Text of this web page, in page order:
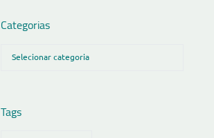
Categorias
Tags